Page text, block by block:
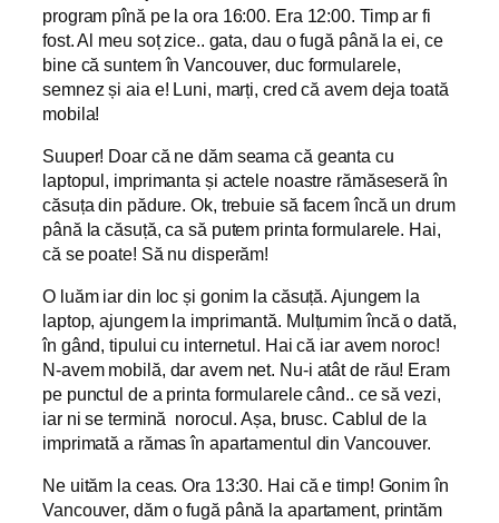
program pînă pe la ora 16:00. Era 12:00. Timp ar fi
fost. Al meu soț zice.. gata, dau o fugă până la ei, ce
bine că suntem în Vancouver, duc formularele,
semnez și aia e! Luni, marți, cred că avem deja toată
mobila!
Suuper! Doar că ne dăm seama că geanta cu
laptopul, imprimanta și actele noastre rămăseseră în
căsuța din pădure. Ok, trebuie să facem încă un drum
până la căsuță, ca să putem printa formularele. Hai,
că se poate! Să nu disperăm!
O luăm iar din loc și gonim la căsuță. Ajungem la
laptop, ajungem la imprimantă. Mulțumim încă o dată,
în gând, tipului cu internetul. Hai că iar avem noroc!
N-avem mobilă, dar avem net. Nu-i atât de rău! Eram
pe punctul de a printa formularele când.. ce să vezi,
iar ni se termină norocul. Așa, brusc. Cablul de la
imprimată a rămas în apartamentul din Vancouver.
Ne uităm la ceas. Ora 13:30. Hai că e timp! Gonim în
Vancouver, dăm o fugă până la apartament, printăm